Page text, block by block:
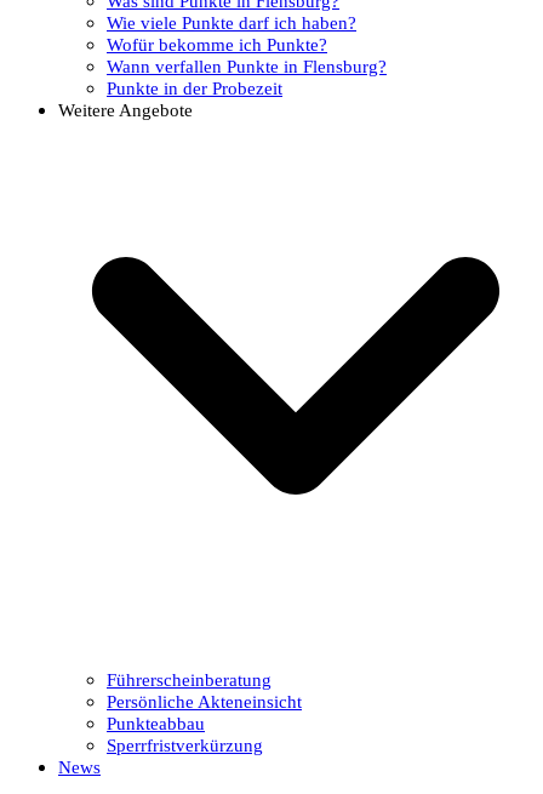
Wie viele Punkte darf ich haben?
Wofür bekomme ich Punkte?
Wann verfallen Punkte in Flensburg?
Punkte in der Probezeit
Weitere Angebote
Führerscheinberatung
Persönliche Akteneinsicht
Punkteabbau
Sperrfristverkürzung
News